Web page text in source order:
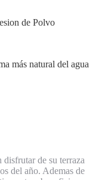
de Polvo
más natural del agua
de su terraza
del año. Ademas de